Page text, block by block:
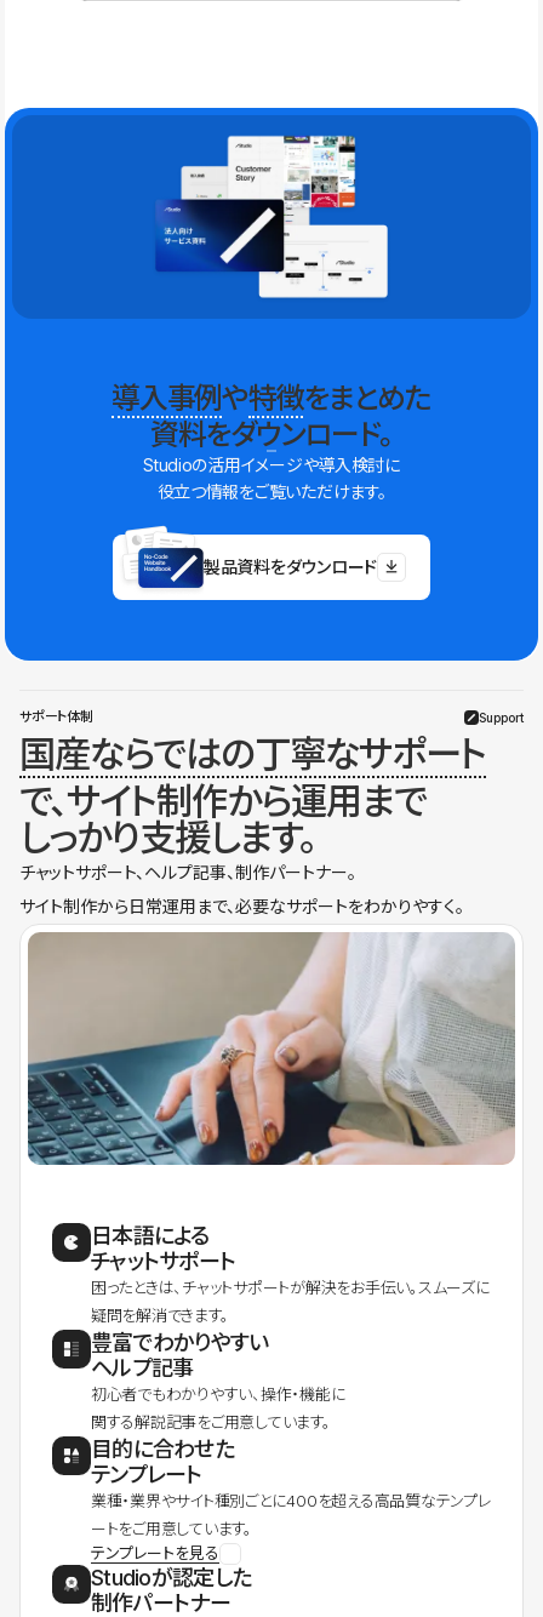
導入事例や特徴をまとめた
資料をダウンロード。
Studioの活用イメージや導入検討に
役立つ情報をご覧いただけます。
製品資料をダウンロード
サポート体制 Support
国産ならではの丁寧なサポート
で、サイト制作から運用まで
しっかり支援します。
チャットサポート、ヘルプ記事、制作パートナー。
サイト制作から日常運用まで、必要なサポートをわかりやすく。
日本語による
チャットサポート
困ったときは、チャットサポートが解決をお手伝い。スムーズに
疑問を解消できます。
豊富でわかりやすい
ヘルプ記事
初心者でもわかりやすい、操作・機能に
関する解説記事をご用意しています。
目的に合わせた
テンプレート
業種・業界やサイト種別ごとに400を超える高品質なテンプレ
ートをご用意しています。
テンプレートを見る
Studioが認定した
制作パートナー